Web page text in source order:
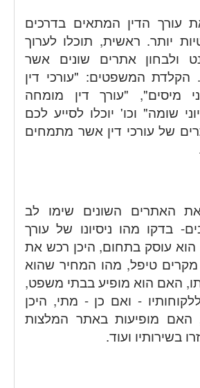
עורך הדין המתאים בדרכים
יותר. ראשית, תוכלו לערוך
ולבחון אתרים שונים אשר
הקלדת המשפטים: "עורכי דין
מיסים", "עורך דין מומחה
שומה" וכו' יוכלו לסייע לכם
של עורכי דין אשר מתמחים
האתרים השונים שימו לב
בדקו מהו ניסיונו של עורך
הוא עוסק בתחום, היכן רכש את
מקרים טיפל, מהו המחיר שהוא
האם הוא מופיע בבתי משפט,
- ואם כן - מתי, היכן
האם מופיעות באתר המלצות
בשירותיו ועוד.